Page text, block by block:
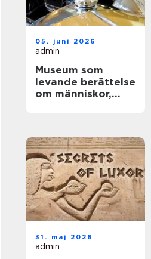
05. juni 2026
admin
Museum som
levande berättelse
om människor,
31. maj 2026
admin